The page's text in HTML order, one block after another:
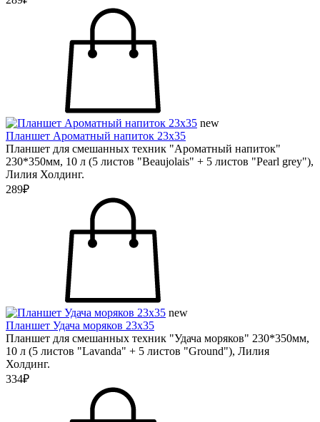
new
Планшет Ароматный напиток 23х35
Планшет для смешанных техник "Ароматный напиток"
230*350мм, 10 л (5 листов "Beaujolais" + 5 листов "Pearl grey"),
Лилия Холдинг.
289₽
new
Планшет Удача моряков 23х35
Планшет для смешанных техник "Удача моряков" 230*350мм,
10 л (5 листов "Lavanda" + 5 листов "Ground"), Лилия
Холдинг.
334₽